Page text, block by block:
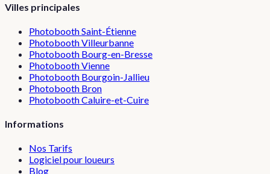
Villes principales
PhotoboothSaint-Étienne
PhotoboothVilleurbanne
Photobooth Bourg-en-Bresse
PhotoboothVienne
Photobooth Bourgoin-Jallieu
Photobooth Bron
PhotoboothCaluire-et-Cuire
Informations
Nos Tarifs
Logiciel pour loueurs
Blog